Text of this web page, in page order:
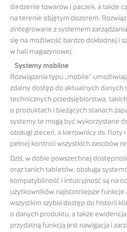
śledzenie towarów i paczek, a także
na terenie objętym dozorem.
zintegrowane z systemem
się na możliwość bardzo dokładnej i
w hali magazynowej.
Systemy mobilne
Rozwiązania typu „mobile”
zdalny dostęp do aktualnych danych
technicznych przedsiębiorstwa,
o produktach i bieżących stanach
systemy te mogą być wykorzystane
obsługi zleceń, a kierownicy ds. floty
pełnej kontroli wszystkich zasobów
Dziś, w dobie powszechnej
oraz tanich tabletów, obsługa
kompatybilność i intuicyjność są na
użytkowników najistotniejsze
wszystkim szybki dostęp do historii
o danych produktu, a także
przydatną funkcją jest nawigacja i